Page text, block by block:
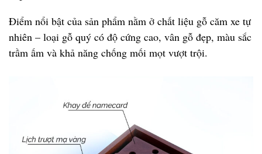
Điểm nổi bật của sản phẩm nằm ở chất liệu gỗ căm xe tự
nhiên – loại gỗ quý có độ cứng cao, vân gỗ đẹp, màu sắc
trầm ấm và khả năng chống mối mọt vượt trội.